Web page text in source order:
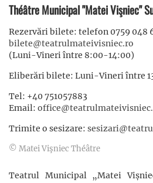
Théâtre Municipal "Matei Vişniec"
Rezervări bilete: telefon 0759 048
bilete@teatrulmateivisniec.ro
(Luni-Vineri între 8:00-14:00)
Eliberări bilete: Luni-Vineri între
Tel: +40 751057883
Email:
Trimite o sesizare:
© Matei Vişniec Théâtre
Teatrul Municipal „Matei